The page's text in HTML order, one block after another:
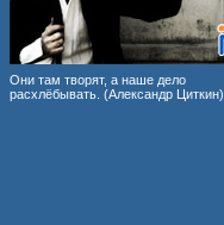
Они там творят, а наше дело
расхлёбывать. (Александр Циткин)